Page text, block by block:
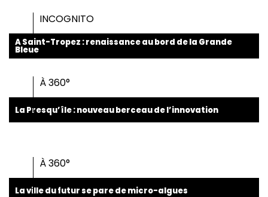
INCOGNITO
A Saint-Tropez : renaissance au bord de la Grande
Bleue
À 360°
La Presqu’île : nouveau berceau de l’innovation
À 360°
La ville du futur se pare de micro-algues